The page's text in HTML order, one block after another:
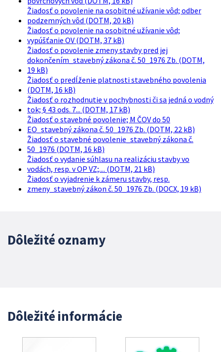
Žiadosť o povolenie na osobitné užívanie vôd; odber
podzemných vôd (DOTM, 20 kB)
Žiadosť o povolenie na osobitné užívanie vôd;
vypúšťanie OV (DOTM, 37 kB)
Žiadosť o povolenie zmeny stavby pred jej
dokončením_stavebný zákona č. 50_1976 Zb. (DOTM,
19 kB)
Žiadosť o predĺženie platnosti stavebného povolenia
(DOTM, 16 kB)
Žiadosť o rozhodnutie v pochybnosti či sa jedná o vodný
tok; § 43 ods. 7... (DOTM, 17 kB)
Žiadosť o stavebné povolenie; M ČOV do 50
EO_stavebný zákona č. 50_1976 Zb. (DOTM, 22 kB)
Žiadosť o stavebné povolenie_stavebný zákona č.
50_1976 (DOTM, 16 kB)
Žiadosť o vydanie súhlasu na realizáciu stavby vo
vodách, resp. v OP VZ;.... (DOTM, 21 kB)
Žiadosť o vyjadrenie k zámeru stavby, resp.
zmeny_stavebný zákon č. 50_1976 Zb. (DOCX, 19 kB)
Dôležité oznamy
Dôležité informácie